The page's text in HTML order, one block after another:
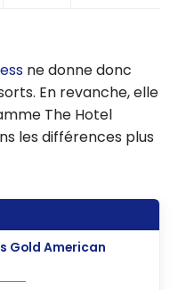
ne donne donc
En revanche, elle
The Hotel
les différences plus
Gold American